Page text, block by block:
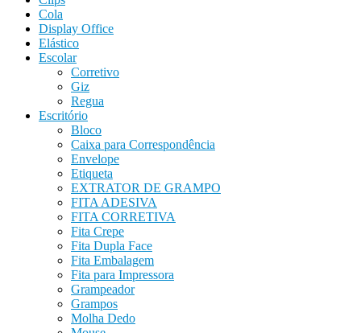
Cola
Display Office
Elástico
Escolar
Corretivo
Giz
Regua
Escritório
Bloco
Caixa para Correspondência
Envelope
Etiqueta
EXTRATOR DE GRAMPO
FITA ADESIVA
FITA CORRETIVA
Fita Crepe
Fita Dupla Face
Fita Embalagem
Fita para Impressora
Grampeador
Grampos
Molha Dedo